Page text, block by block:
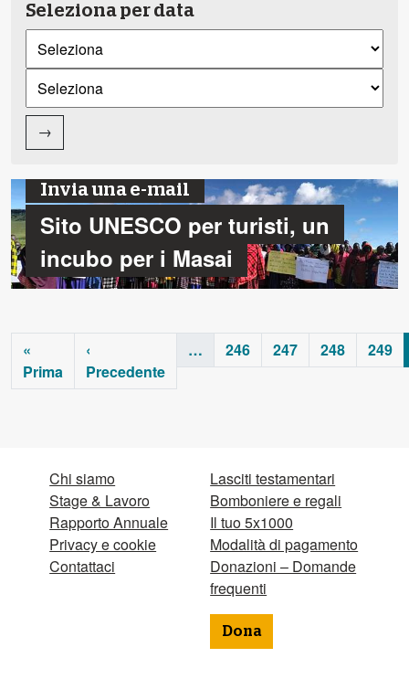
Seleziona per data
→
Invia una e-mail
Sito UNESCO per turisti, un
incubo per i Masai
«
Prima
‹
Precedente
… 246 247 248 249
Chi siamo
Stage & Lavoro
Rapporto Annuale
Privacy e cookie
Contattaci
Lasciti testamentari
Bomboniere e regali
Il tuo 5x1000
Modalità di pagamento
Donazioni – Domande
frequenti
Dona